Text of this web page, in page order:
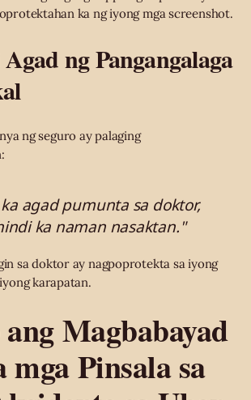
ka ng iyong mga screenshot.
ng Pangangalaga
ng seguro ay palaging
agad pumunta sa doktor,
ka naman nasaktan."
sa doktor ay nagpoprotekta sa iyong
karapatan.
Magbabayad
mga Pinsala sa